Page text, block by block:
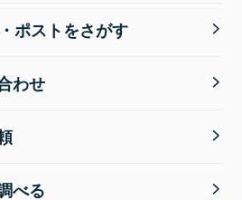
ポストをさがす
わせ
べる